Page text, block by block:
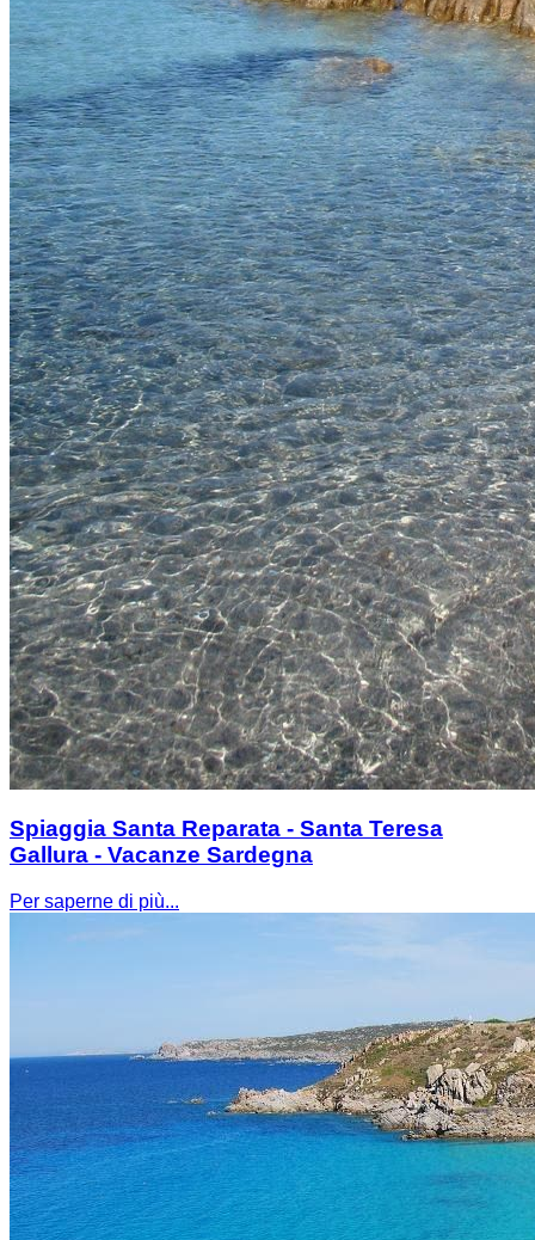
Spiaggia Santa Reparata - Santa Teresa
Gallura - Vacanze Sardegna
Per saperne di più...